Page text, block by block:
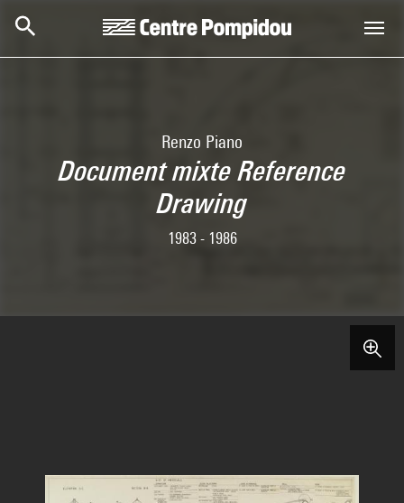
Renzo Piano
Document mixte Reference
Drawing
1983 - 1986